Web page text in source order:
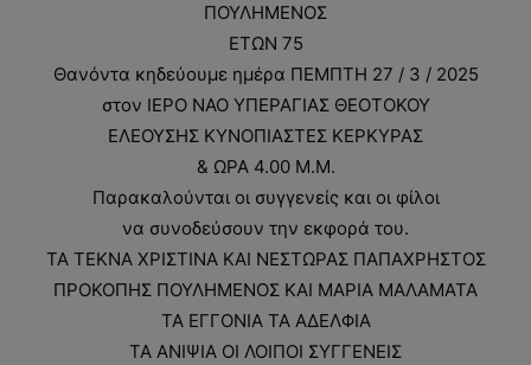
ΠΟΥΛΗΜΕΝΟΣ
ΕΤΩΝ 75
Θανόντα κηδεύουμε ημέρα ΠΕΜΠΤΗ 27 / 3 / 2025
στον ΙΕΡΟ ΝΑΟ ΥΠΕΡΑΓΙΑΣ ΘΕΟΤΟΚΟΥ
ΕΛΕΟΥΣΗΣ ΚΥΝΟΠΙΑΣΤΕΣ ΚΕΡΚΥΡΑΣ
& ΩΡΑ 4.00 Μ.Μ.
Παρακαλούνται οι συγγενείς και οι φίλοι
να συνοδεύσουν την εκφορά του.
ΤΑ ΤΕΚΝΑ ΧΡΙΣΤΙΝΑ ΚΑΙ ΝΕΣΤΩΡΑΣ ΠΑΠΑΧΡΗΣΤΟΣ
ΠΡΟΚΟΠΗΣ ΠΟΥΛΗΜΕΝΟΣ ΚΑΙ ΜΑΡΙΑ ΜΑΛΑΜΑΤΑ
ΤΑ ΕΓΓΟΝΙΑ ΤΑ ΑΔΕΛΦΙΑ
ΤΑ ΑΝΙΨΙΑ ΟΙ ΛΟΙΠΟΙ ΣΥΓΓΕΝΕΙΣ